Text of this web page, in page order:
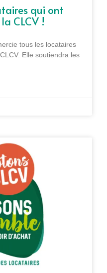
qui ont
CLCV !
tous les locataires
Elle soutiendra les